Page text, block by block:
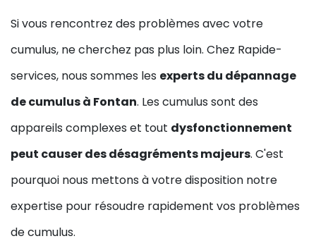
Si vous rencontrez des problèmes avec votre
cumulus, ne cherchez pas plus loin. Chez Rapide-
services, nous sommes les experts du dépannage
de cumulus à Fontan. Les cumulus sont des
appareils complexes et tout dysfonctionnement
peut causer des désagréments majeurs. C'est
pourquoi nous mettons à votre disposition notre
expertise pour résoudre rapidement vos problèmes
de cumulus.